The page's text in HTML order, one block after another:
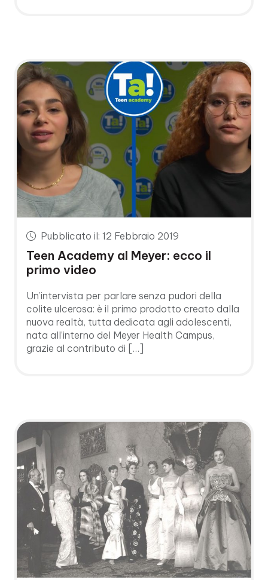
Pubblicato il: 12 Febbraio 2019
Teen Academy al Meyer: ecco il
primo video
Un’intervista per parlare senza pudori della
colite ulcerosa: è il primo prodotto creato dalla
nuova realtà, tutta dedicata agli adolescenti,
nata all’interno del Meyer Health Campus,
grazie al contributo di […]